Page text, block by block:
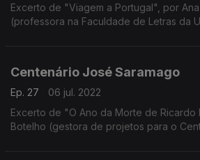
Excerto de "Viagem a Portugal", por
(professora na Faculdade de Letras da
Centenário José Saramago
Ep. 27
06 jul. 2022
Excerto de "O Ano da Morte de Ricardo
Botelho (gestora de projetos para o